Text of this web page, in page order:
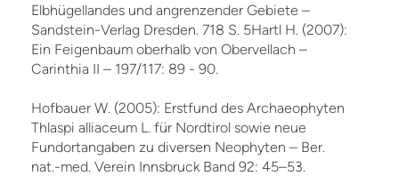
Elbhügellandes und angrenzender Gebiete –
Sandstein-Verlag Dresden. 718 S. 5Hartl H. (2007):
Ein Feigenbaum oberhalb von Obervellach –
Carinthia II – 197/117: 89 - 90.
Hofbauer W. (2005): Erstfund des Archaeophyten
Thlaspi alliaceum L. für Nordtirol sowie neue
Fundortangaben zu diversen Neophyten – Ber.
nat.-med. Verein Innsbruck Band 92: 45–53.